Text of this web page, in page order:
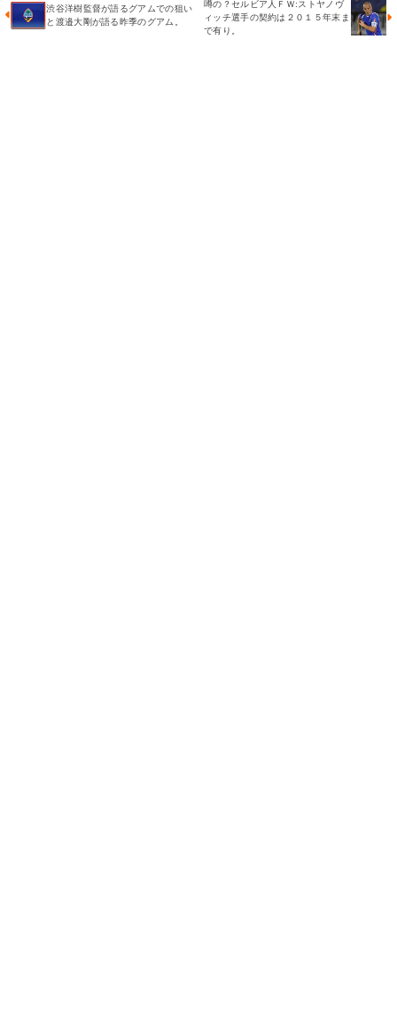
渋谷洋樹監督が語るグアムでの狙い
と渡邉大剛が語る昨季のグアム。
噂の？セルビア人ＦＷ:ストヤノヴ
ィッチ選手の契約は２０１５年末ま
で有り。